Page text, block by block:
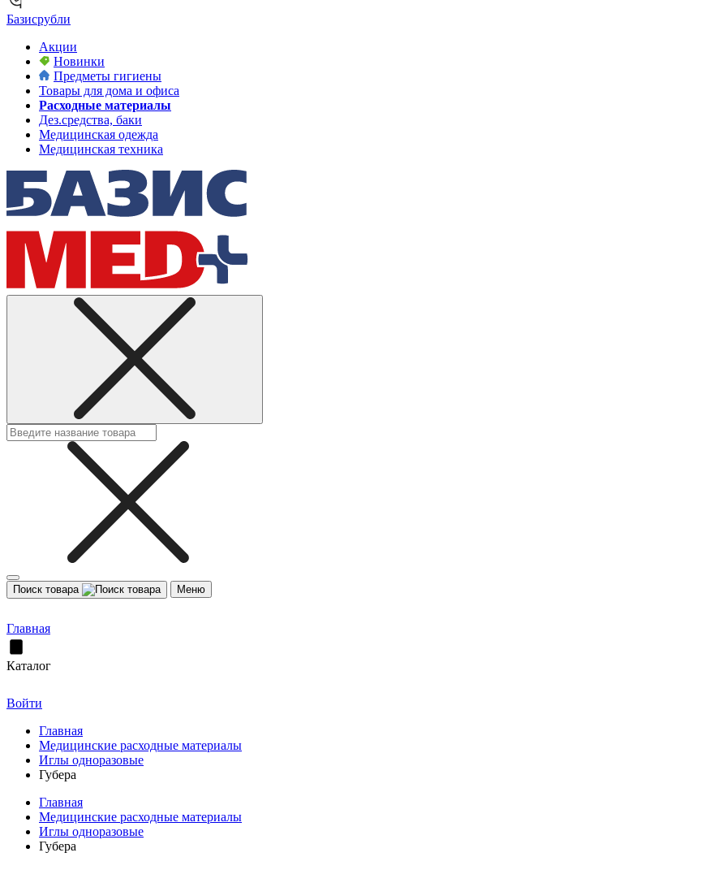
Базисрубли
Акции
Новинки
Предметы гигиены
Товары для дома и офиса
Расходные материалы
Дез.средства, баки
Медицинская одежда
Медицинская техника
Поиск товара Меню
Главная
Каталог
Войти
Главная
Медицинские расходные материалы
Иглы одноразовые
Губера
Главная
Медицинские расходные материалы
Иглы одноразовые
Губера